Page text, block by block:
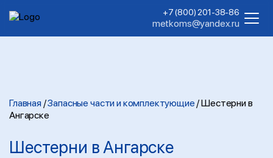
+7 (800) 201-38-86
metkoms@yandex.ru
Главная /Запасные части и комплектующие /Шестерни в
Ангарске
Шестерни в Ангарске